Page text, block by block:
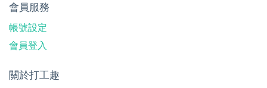
會員服務
帳號設定
會員登入
關於打工趣